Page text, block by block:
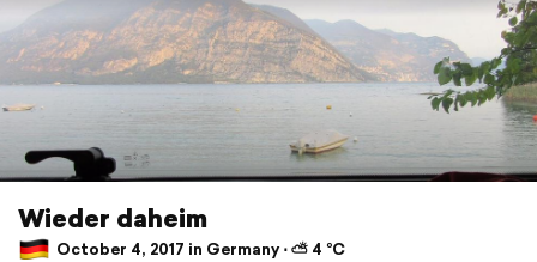
Wieder daheim
October 4, 2017 in Germany ⋅ ⛅ 4 °C